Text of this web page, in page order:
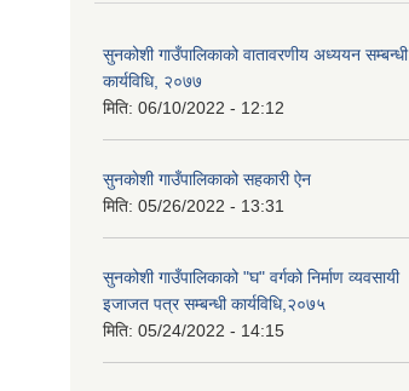
सुनकोशी गाउँपालिकाको वातावरणीय अध्ययन सम्बन्धी
कार्यविधि, २०७७
मिति: 06/10/2022 - 12:12
सुनकाेशी गाउँपालिकाको सहकारी ऐन
मिति: 05/26/2022 - 13:31
सुनकोशी गाउँपालिकाको "घ" वर्गको निर्माण व्यवसायी
इजाजत पत्र सम्बन्धी कार्यविधि,२०७५
मिति: 05/24/2022 - 14:15